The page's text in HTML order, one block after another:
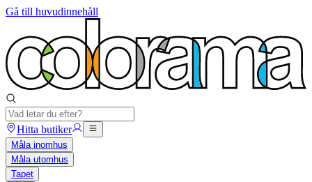
Gå till huvudinnehåll
Hitta butiker
Måla inomhus
Måla utomhus
Tapet